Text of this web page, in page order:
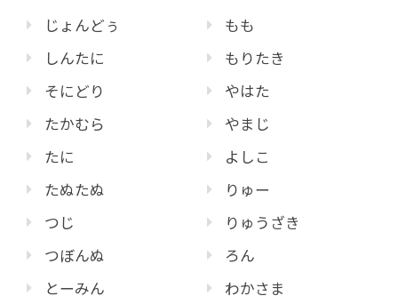
じょんどぅ
しんたに
そにどり
たかむら
たに
たぬたぬ
つじ
つぼんぬ
とーみん
もも
もりたき
やはた
やまじ
よしこ
りゅー
りゅうざき
ろん
わかさま